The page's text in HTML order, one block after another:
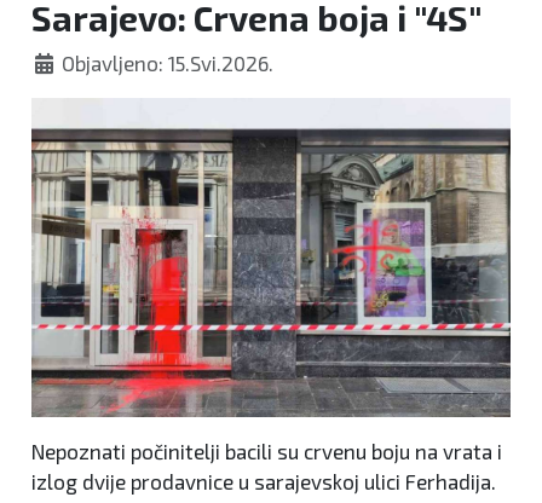
Sarajevo: Crvena boja i "4S"
Objavljeno: 15.Svi.2026.
Nepoznati počinitelji bacili su crvenu boju na vrata i
izlog dvije prodavnice u sarajevskoj ulici Ferhadija.